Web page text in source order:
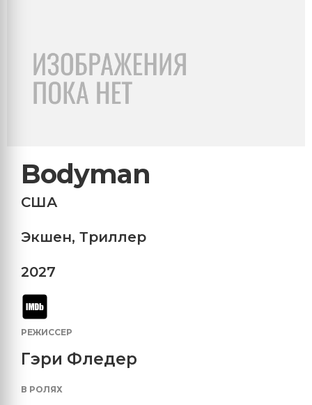
Bodyman
США
Экшен, Триллер
2027
РЕЖИССЕР
Гэри Фледер
В РОЛЯХ